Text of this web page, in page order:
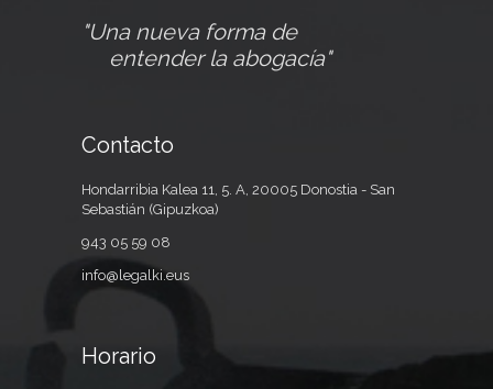
"Una nueva forma de
entender la abogacía"
Contacto
Hondarribia Kalea 11, 5. A, 20005 Donostia - San
Sebastián (Gipuzkoa)
943 05 59 08
info@legalki.eus
Horario